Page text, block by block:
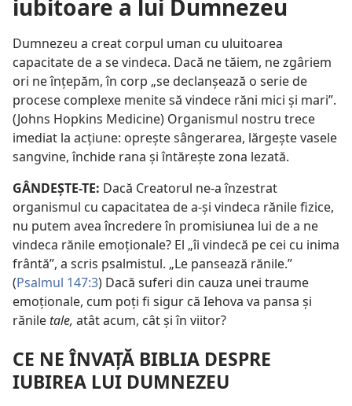
iubitoare a lui Dumnezeu
Dumnezeu a creat corpul uman cu uluitoarea
capacitate de a se vindeca. Dacă ne tăiem, ne zgâriem
ori ne înțepăm, în corp „se declanșează o serie de
procese complexe menite să vindece răni mici și mari”.
(Johns Hopkins Medicine) Organismul nostru trece
imediat la acțiune: oprește sângerarea, lărgește vasele
sangvine, închide rana și întărește zona lezată.
GÂNDEȘTE-TE: Dacă Creatorul ne-a înzestrat
organismul cu capacitatea de a-și vindeca rănile fizice,
nu putem avea încredere în promisiunea lui de a ne
vindeca rănile emoționale? El „îi vindecă pe cei cu inima
frântă”, a scris psalmistul. „Le pansează rănile.”
(Psalmul 147:3) Dacă suferi din cauza unei traume
emoționale, cum poți fi sigur că Iehova va pansa și
rănile tale, atât acum, cât și în viitor?
CE NE ÎNVAȚĂ BIBLIA DESPRE
IUBIREA LUI DUMNEZEU